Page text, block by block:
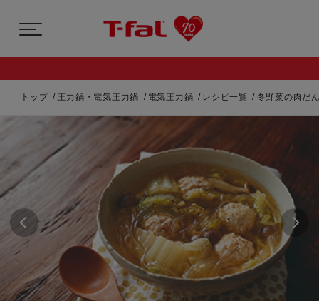
トップ 圧力鍋・電気圧力鍋 電気圧力鍋 レシピ一覧 冬野菜の肉だ